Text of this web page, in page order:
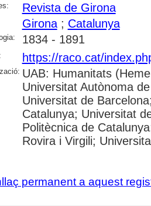
Revista de Girona
Girona; Catalunya
1834 - 1891
https://raco.cat/
UAB: Humanitats
Universitat Autònoma
Universitat de
Catalunya; Universitat
Politècnica de
Rovira i Virgili;
permanent a aquest